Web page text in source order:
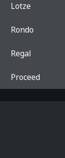
Lotze
Rondo
Regal
Proceed